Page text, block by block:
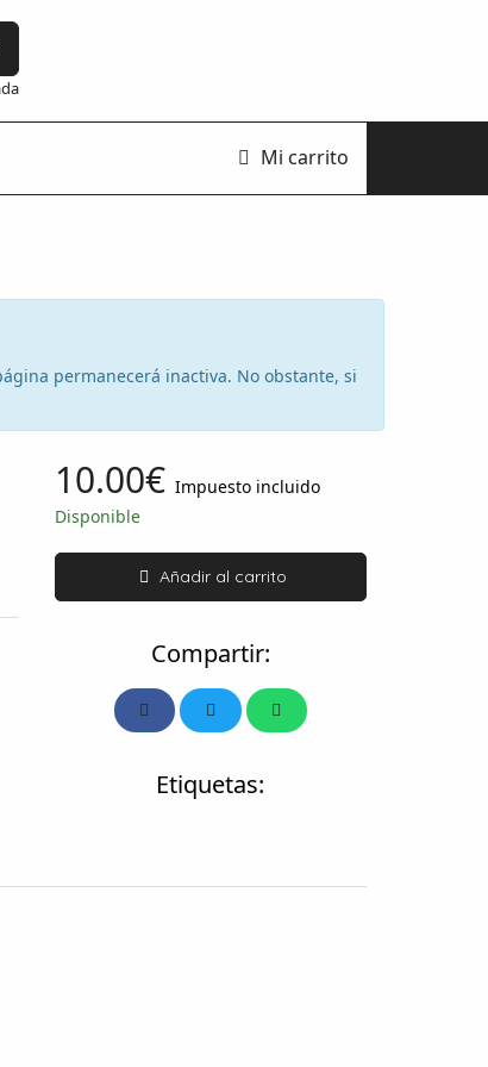
Mi carrito
permanecerá inactiva. No obstante, si
10.00€ Impuesto incluido
Disponible
Añadir al carrito
Compartir:
Etiquetas: